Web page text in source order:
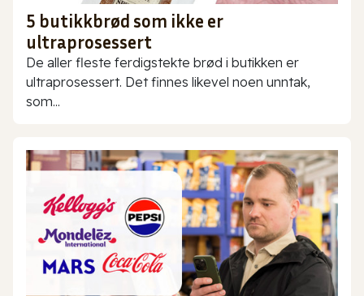
5 butikkbrød som ikke er
ultraprosessert
De aller fleste ferdigstekte brød i butikken er
ultraprosessert. Det finnes likevel noen unntak,
som...